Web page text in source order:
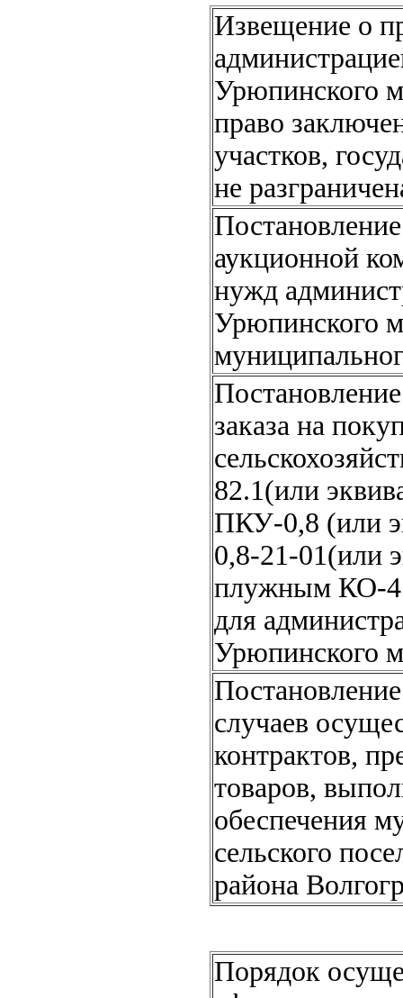
Извещение о
Урюпинского
право
участков,
не
аукционной
нужд
Урюпинского
заказа на
82.1(или
ПКУ-0,8 (или
0,8-21-01(или
плужным КО-4
для
Урюпинского
случаев
контрактов,
товаров,
обеспечения
сельского
района
Порядок